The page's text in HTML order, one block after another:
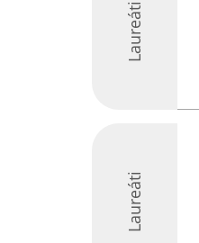
Laureáti
Laureáti